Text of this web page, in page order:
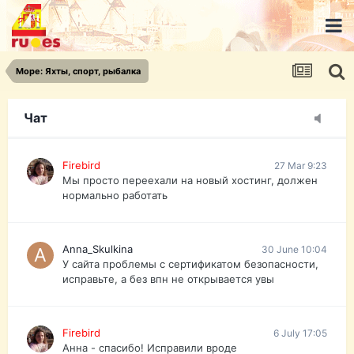
Море: Яхты, спорт, рыбалка
Чат
urist.dokument@gmail.com
https://pasport-ua.com/
Телеграмм @uristpassua
Firebird
Друзья - из России без VPN сайт и форум
Firebird 27 Mar 9:23
Мы просто переехали на новый хостинг, должен
нормально работать
Anna_Skulkina 30 June 10:04
У сайта проблемы с сертификатом безопасности,
исправьте, а без впн не открывается увы
Firebird 6 July 17:05
Анна - спасибо! Исправили вроде